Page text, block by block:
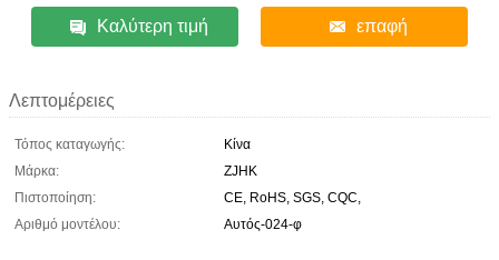
Καλύτερη τιμή επαφή
Λεπτομέρειες
Τόπος καταγωγής:
Κίνα
Μάρκα:
ZJHK
Πιστοποίηση:
CE, RoHS, SGS, CQC,
Αριθμό μοντέλου:
Αυτός-024-φ